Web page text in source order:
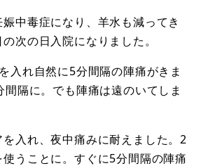
中毒症になり、羊水も減ってき
次の日入院になりました。
入れ自然に5分間隔の陣痛がきま
間隔に。でも陣痛は遠のいてしま
入れ、夜中痛みに耐えました。2
うことに。すぐに5分間隔の陣痛